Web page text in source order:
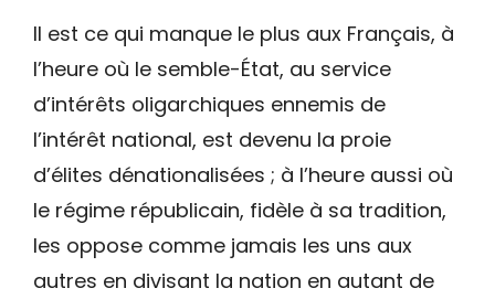
Il est ce qui manque le plus aux Français, à
l’heure où le semble-État, au service
d’intérêts oligarchiques ennemis de
l’intérêt national, est devenu la proie
d’élites dénationalisées ; à l’heure aussi où
le régime républicain, fidèle à sa tradition,
les oppose comme jamais les uns aux
autres en divisant la nation en autant de